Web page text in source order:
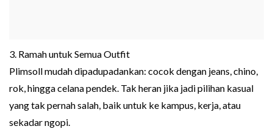
3. Ramah untuk Semua Outfit
Plimsoll mudah dipadupadankan: cocok dengan jeans, chino,
rok, hingga celana pendek. Tak heran jika jadi pilihan kasual
yang tak pernah salah, baik untuk ke kampus, kerja, atau
sekadar ngopi.